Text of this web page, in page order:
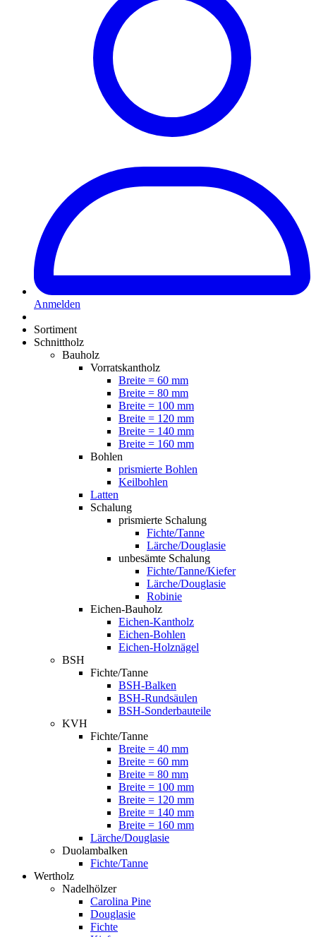
Anmelden
Sortiment
Schnittholz
Bauholz
Vorratskantholz
Breite = 60 mm
Breite = 80 mm
Breite = 100 mm
Breite = 120 mm
Breite = 140 mm
Breite = 160 mm
Bohlen
prismierte Bohlen
Keilbohlen
Latten
Schalung
prismierte Schalung
Fichte/Tanne
Lärche/Douglasie
unbesämte Schalung
Fichte/Tanne/Kiefer
Lärche/Douglasie
Robinie
Eichen-Bauholz
Eichen-Kantholz
Eichen-Bohlen
Eichen-Holznägel
BSH
Fichte/Tanne
BSH-Balken
BSH-Rundsäulen
BSH-Sonderbauteile
KVH
Fichte/Tanne
Breite = 40 mm
Breite = 60 mm
Breite = 80 mm
Breite = 100 mm
Breite = 120 mm
Breite = 140 mm
Breite = 160 mm
Lärche/Douglasie
Duolambalken
Fichte/Tanne
Wertholz
Nadelhölzer
Carolina Pine
Douglasie
Fichte